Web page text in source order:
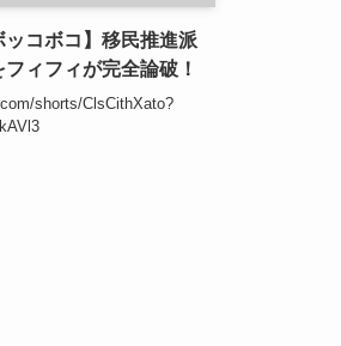
ッコボコ】移民推進派
ィフィが完全論破！
shorts/ClsCithXato?